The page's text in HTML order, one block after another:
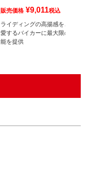
販売価格 ¥9,011税込
ライディングの高揚感をこよなく
愛するバイカーに最大限の加速性
能を提供